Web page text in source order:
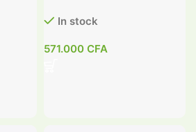
In stock
571.000 CFA